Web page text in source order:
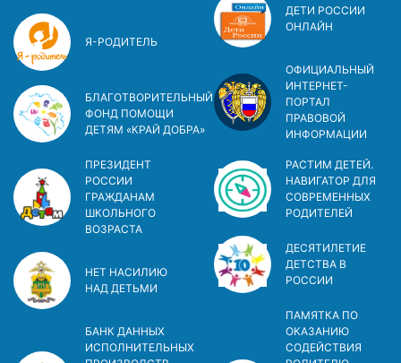
Я-РОДИТЕЛЬ
БЛАГОТВОРИТЕЛЬНЫЙ
ФОНД ПОМОЩИ
ДЕТЯМ «КРАЙ ДОБРА»
ПРЕЗИДЕНТ
РОССИИ
ГРАЖДАНАМ
ШКОЛЬНОГО
ВОЗРАСТА
НЕТ НАСИЛИЮ
НАД ДЕТЬМИ
БАНК ДАННЫХ
ИСПОЛНИТЕЛЬНЫХ
ДЕТИ РОССИИ
ОНЛАЙН
ОФИЦИАЛЬНЫЙ
ИНТЕРНЕТ-
ПОРТАЛ
ПРАВОВОЙ
ИНФОРМАЦИИ
РАСТИМ ДЕТЕЙ.
НАВИГАТОР ДЛЯ
СОВРЕМЕННЫХ
РОДИТЕЛЕЙ
ДЕСЯТИЛЕТИЕ
ДЕТСТВА В
РОСCИИ
ПАМЯТКА ПО
ОКАЗАНИЮ
СОДЕЙСТВИЯ